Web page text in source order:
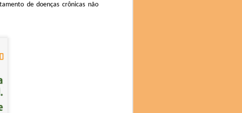
de doenças crônicas não